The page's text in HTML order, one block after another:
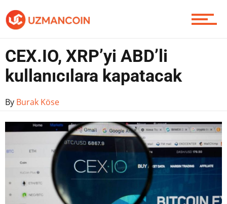
Yazarlardan
Piyasa
Soru Sor
Contact / İletişim
CEX.IO, XRP’yi ABD’li
kullanıcılara kapatacak
By Burak Köse